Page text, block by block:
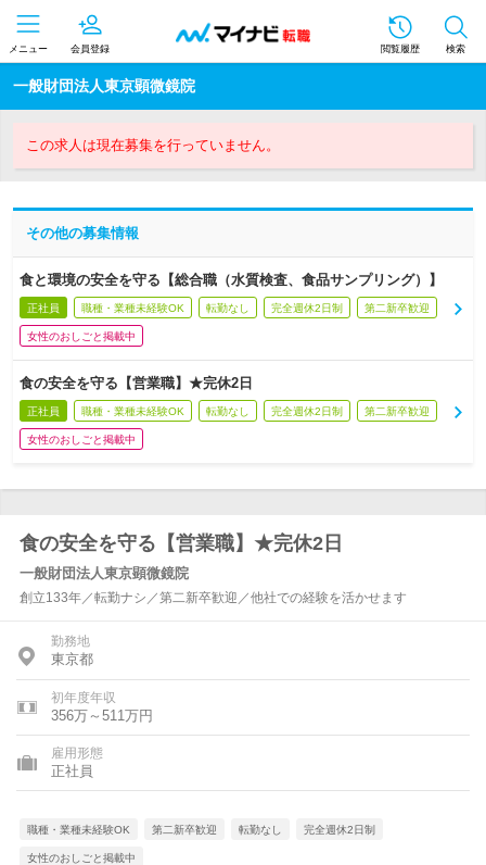
メニュー 会員登録 閲覧履歴 検索
一般財団法人東京顕微鏡院
この求人は現在募集を行っていません。
その他の募集情報
食と環境の安全を守る【総合職（水質検査、食品サンプリング）】
正社員 職種・業種未経験OK 転勤なし 完全週休2日制 第二新卒歓迎
女性のおしごと掲載中
食の安全を守る【営業職】★完休2日
正社員 職種・業種未経験OK 転勤なし 完全週休2日制 第二新卒歓迎
女性のおしごと掲載中
食の安全を守る【営業職】★完休2日
一般財団法人東京顕微鏡院
創立133年／転勤ナシ／第二新卒歓迎／他社での経験を活かせます
勤務地
東京都
初年度年収
356万～511万円
雇用形態
正社員
職種・業種未経験OK 第二新卒歓迎 転勤なし 完全週休2日制
女性のおしごと掲載中